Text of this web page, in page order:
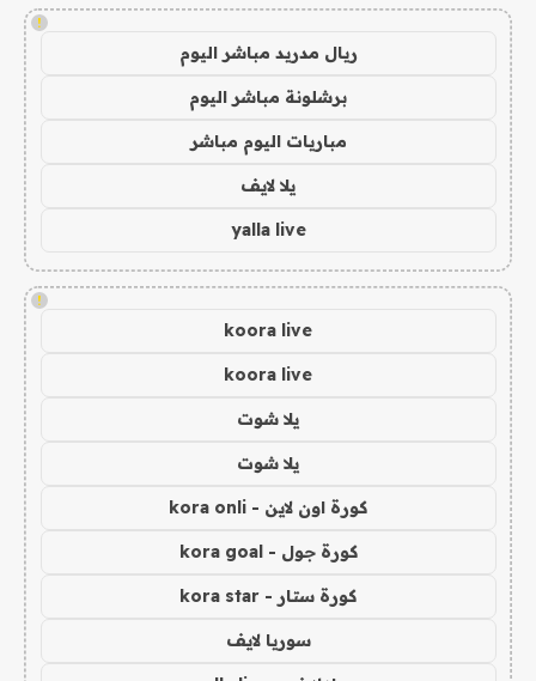
!
ريال مدريد مباشر اليوم
برشلونة مباشر اليوم
مباريات اليوم مباشر
يلا لايف
yalla live
!
koora live
koora live
يلا شوت
يلا شوت
كورة اون لاين - kora onli
كورة جول - kora goal
كورة ستار - kora star
سوريا لايف